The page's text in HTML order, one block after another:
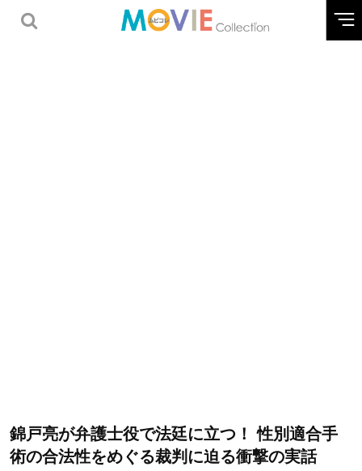
錦戸亮が弁護士役で法廷に立つ！ 性別適合手
術の合法性をめぐる裁判に迫る衝撃の実話